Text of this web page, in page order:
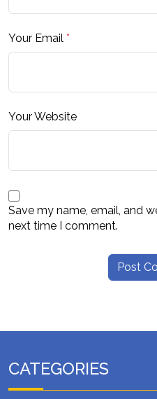
Your Email *
Your Website
Save my name, email, and
next time I comment.
CATEGORIES